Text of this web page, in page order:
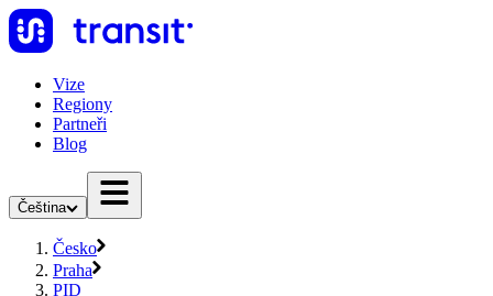
Vize
Regiony
Partneři
Blog
Čeština
Česko
Praha
PID